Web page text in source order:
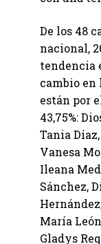
De los 48
nacional,
tendencia
cambio en
están por
43,75%:
Tania
Vanesa
Ileana
Sánchez,
María
Gladys